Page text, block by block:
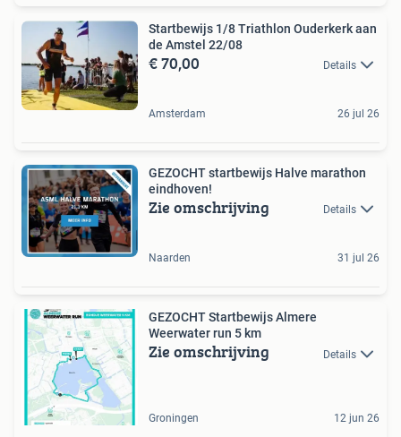
Startbewijs 1/8 Triathlon Ouderkerk aan
de Amstel 22/08
€ 70,00 Details
Amsterdam 26 jul 26
GEZOCHT startbewijs Halve marathon
eindhoven!
Zie omschrijving Details
Naarden 31 jul 26
GEZOCHT️ Startbewijs Almere
Weerwater run 5 km
Zie omschrijving Details
Groningen 12 jun 26